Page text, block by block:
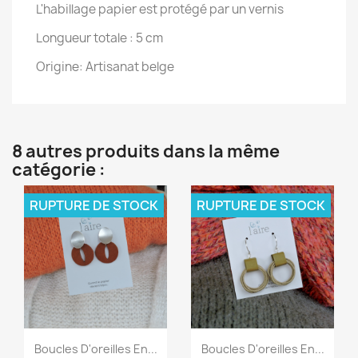
L'habillage papier est protégé par un vernis
Longueur totale : 5 cm
Origine: Artisanat belge
8 autres produits dans la même
catégorie :
Aperçu rapide
Boucles D'oreilles En...
RUPTURE DE STOCK
Aperçu rapide
Boucles D'oreilles En...
RUPTURE DE STOCK